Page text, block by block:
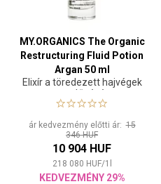
MY.ORGANICS The Organic
Restructuring Fluid Potion
Argan 50 ml
Elixír a töredezett hajvégek
megelőzésére
ár kedvezmény előtti ár:15
346 HUF
10 904 HUF
218 080 HUF/1
KEDVEZMÉNY 29%